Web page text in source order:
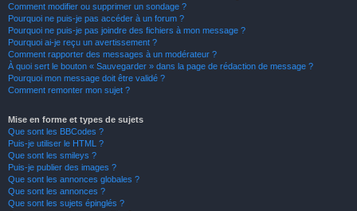
Comment modifier ou supprimer un sondage ?
Pourquoi ne puis-je pas accéder à un forum ?
Pourquoi ne puis-je pas joindre des fichiers à mon message ?
Pourquoi ai-je reçu un avertissement ?
Comment rapporter des messages à un modérateur ?
À quoi sert le bouton « Sauvegarder » dans la page de rédaction de message ?
Pourquoi mon message doit être validé ?
Comment remonter mon sujet ?
Mise en forme et types de sujets
Que sont les BBCodes ?
Puis-je utiliser le HTML ?
Que sont les smileys ?
Puis-je publier des images ?
Que sont les annonces globales ?
Que sont les annonces ?
Que sont les sujets épinglés ?